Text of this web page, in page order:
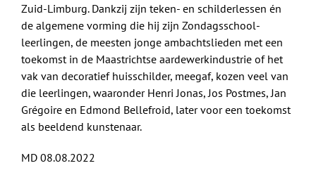
Zuid-Limburg. Dankzij zijn teken- en schilderlessen én
de algemene vorming die hij zijn Zondagsschool-
leerlingen, de meesten jonge ambachtslieden met een
toekomst in de Maastrichtse aardewerkindustrie of het
vak van decoratief huisschilder, meegaf, kozen veel van
die leerlingen, waaronder Henri Jonas, Jos Postmes, Jan
Grégoire en Edmond Bellefroid, later voor een toekomst
als beeldend kunstenaar.
MD 08.08.2022